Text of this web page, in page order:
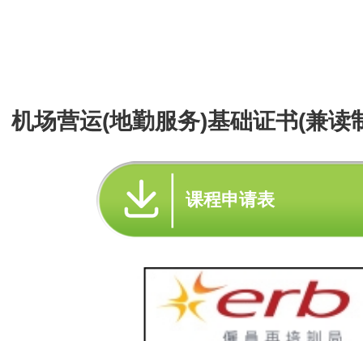
机场营运(地勤服务)基础证书(兼读
课程申请表